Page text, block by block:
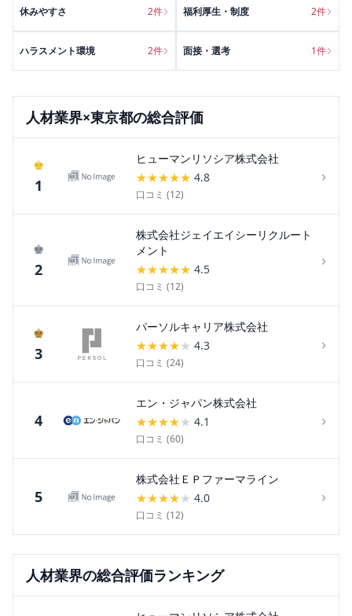
休みやすさ 2件 福利厚生・制度 2件
ハラスメント環境 2件 面接・選考 1件
人材業界×東京都の総合評価
♚
1
ヒューマンリソシア株式会社
★★★★★ 4.8
口コミ (12)
›
♚
2
株式会社ジェイエイシーリクルート
メント
★★★★★ 4.5
口コミ (12)
›
♚
3
パーソルキャリア株式会社
★★★★★ 4.3
口コミ (24)
›
4
エン・ジャパン株式会社
★★★★★ 4.1
口コミ (60)
›
5
株式会社ＥＰファーマライン
★★★★★ 4.0
口コミ (12)
›
人材業界の総合評価ランキング